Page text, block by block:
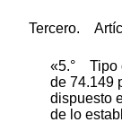
Tercero.
«5.° Tipo
de 74.149
dispuesto
de lo